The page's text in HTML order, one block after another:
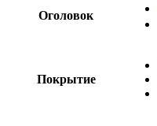
Оголовок
Покрытие